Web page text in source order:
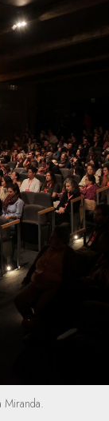
Miranda.